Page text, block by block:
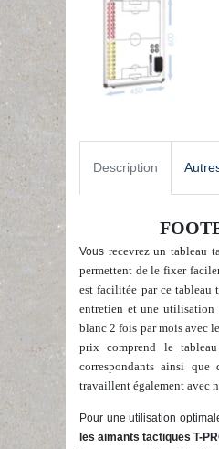
Description
Vous recevrez un tableau
permettent de le fixer
est facilitée par ce tableau
entretien et une utilisation
blanc 2 fois par mois avec
prix comprend le
correspondants ainsi que
travaillent également avec
Pour une utilisation
les aimants tactiques T-